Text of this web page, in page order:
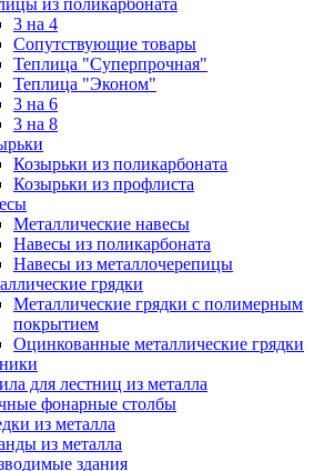
из поликарбоната
3 на 4
Сопутствующие товары
Теплица "Суперпрочная"
Теплица "Эконом"
3 на 6
3 на 8
Козырьки из поликарбоната
Козырьки из профлиста
Металлические навесы
Навесы из поликарбоната
Навесы из металлочерепицы
грядки
Металлические грядки с полимерным
покрытием
Оцинкованные металлические грядки
для лестниц из металла
фонарные столбы
из металла
из металла
здания